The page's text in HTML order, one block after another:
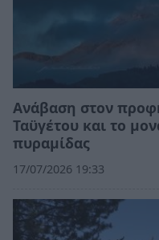
Ανάβαση στον
Ταϋγέτου και το
πυραμίδας
17/07/2026 19:33